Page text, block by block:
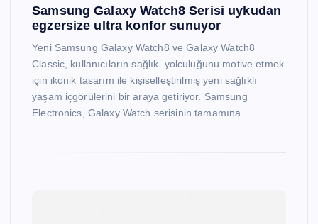
Samsung Galaxy Watch8 Serisi uykudan
egzersize ultra konfor sunuyor
Yeni Samsung Galaxy Watch8 ve Galaxy Watch8
Classic, kullanıcıların sağlık yolculuğunu motive etmek
için ikonik tasarım ile kişiselleştirilmiş yeni sağlıklı
yaşam içgörülerini bir araya getiriyor. Samsung
Electronics, Galaxy Watch serisinin tamamına…